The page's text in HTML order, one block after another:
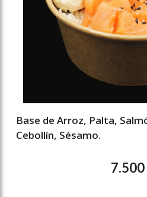
Base de Arroz, Palta,
Cebollín, Sésamo.
7.500